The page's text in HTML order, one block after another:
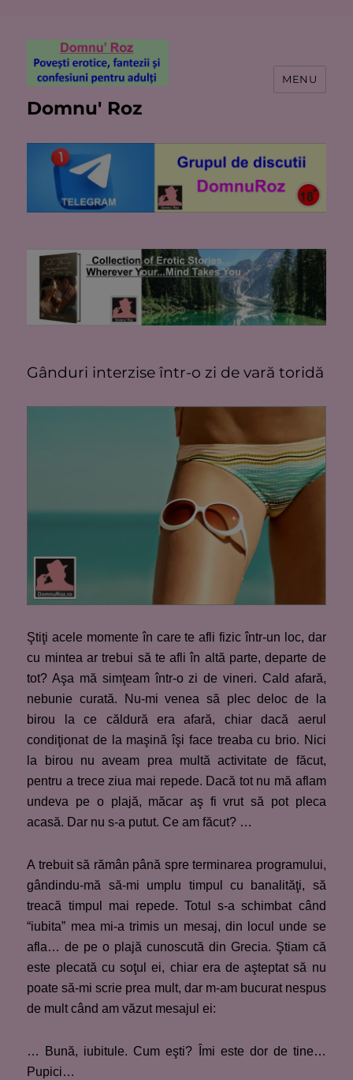
Domnu' Roz
MENU
Gânduri interzise într-o zi de vară toridă
Ştiţi acele momente în care te afli fizic într-un loc, dar
cu mintea ar trebui să te afli în altă parte, departe de
tot? Aşa mă simţeam într-o zi de vineri. Cald afară,
nebunie curată. Nu-mi venea să plec deloc de la
birou la ce căldură era afară, chiar dacă aerul
condiţionat de la maşină îşi face treaba cu brio. Nici
la birou nu aveam prea multă activitate de făcut,
pentru a trece ziua mai repede. Dacă tot nu mă aflam
undeva pe o plajă, măcar aş fi vrut să pot pleca
acasă. Dar nu s-a putut. Ce am făcut? …
A trebuit să rămân până spre terminarea programului,
gândindu-mă să-mi umplu timpul cu banalităţi, să
treacă timpul mai repede. Totul s-a schimbat când
“iubita” mea mi-a trimis un mesaj, din locul unde se
afla… de pe o plajă cunoscută din Grecia. Ştiam că
este plecată cu soţul ei, chiar era de aşteptat să nu
poate să-mi scrie prea mult, dar m-am bucurat nespus
de mult când am văzut mesajul ei:
… Bună, iubitule. Cum eşti? Îmi este dor de tine…
Pupici…